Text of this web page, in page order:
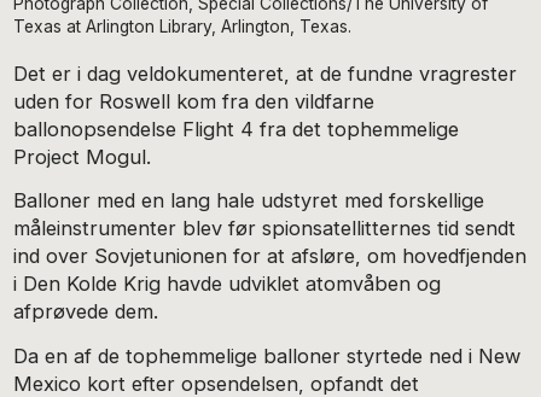
Texas at Arlington Library, Arlington, Texas.
Det er i dag veldokumenteret, at de fundne vragrester
uden for Roswell kom fra den vildfarne
ballonopsendelse Flight 4 fra det tophemmelige
Project Mogul.
Balloner med en lang hale udstyret med forskellige
måleinstrumenter blev før spionsatellitternes tid sendt
ind over Sovjetunionen for at afsløre, om hovedfjenden
i Den Kolde Krig havde udviklet atomvåben og
afprøvede dem.
Da en af de tophemmelige balloner styrtede ned i New
Mexico kort efter opsendelsen, opfandt det